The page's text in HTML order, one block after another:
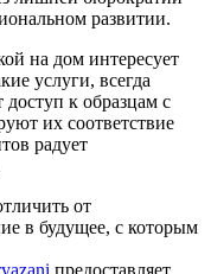
развитии.
на дом интересует
услуги, всегда
к образцам с
их соответствие
радует
от
в будущее, с которым
предоставляет